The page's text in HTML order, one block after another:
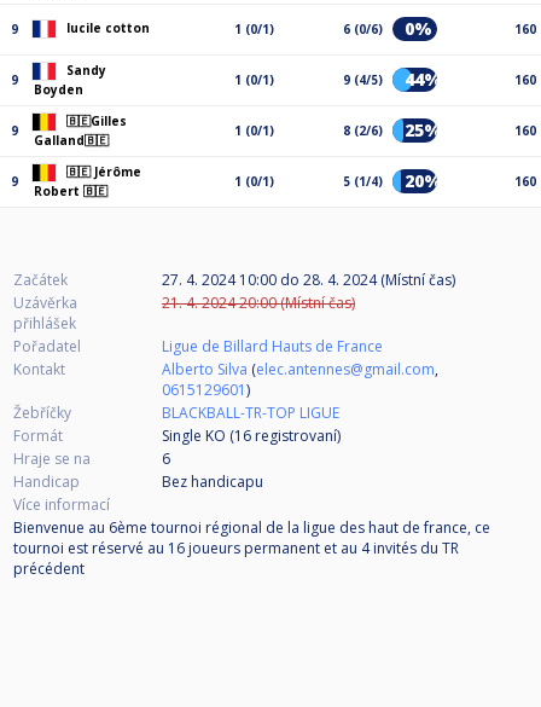
9 lucile cotton 1 (0/1) 6 (0/6) 0% 160
9
Sandy
Boyden
1 (0/1) 9 (4/5) 44% 160
9
🇧🇪Gilles
Galland🇧🇪
1 (0/1) 8 (2/6) 25% 160
9
🇧🇪 Jérôme
Robert 🇧🇪
1 (0/1) 5 (1/4) 20% 160
Začátek 27. 4. 2024 10:00 do 28. 4. 2024 (Místní čas)
Uzávěrka
přihlášek
21. 4. 2024 20:00 (Místní čas)
Pořadatel
Ligue de Billard Hauts de France
Kontakt
Alberto Silva (elec.antennes@gmail.com,
0615129601)
Žebříčky
BLACKBALL-TR-TOP LIGUE
Formát
Single KO (16 registrovaní)
Hraje se na
6
Handicap
Bez handicapu
Více informací
Bienvenue au 6ème tournoi régional de la ligue des haut de france, ce
tournoi est réservé au 16 joueurs permanent et au 4 invités du TR
précédent